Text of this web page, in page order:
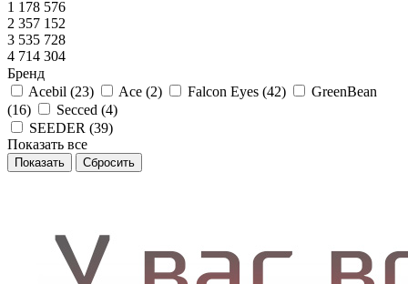
1 178 576
2 357 152
3 535 728
4 714 304
Бренд
Acebil (23) Ace (2) Falcon Eyes (42)
GreenBean
(16) Secced (4)
SEEDER (39)
Показать все
Сбросить